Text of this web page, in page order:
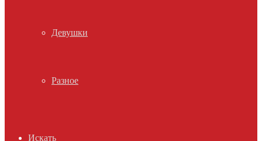
Девушки
Разное
Искать